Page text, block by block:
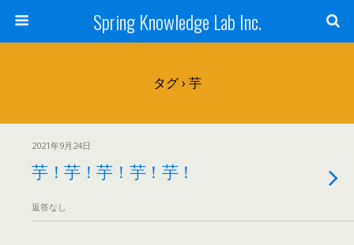
Spring Knowledge Lab Inc.
タグ › 芋
2021年9月24日
芋！芋！芋！芋！芋！
返答なし